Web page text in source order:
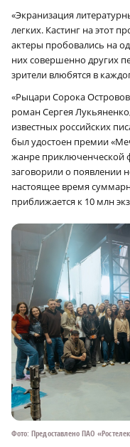
«Экранизация
легких. Кастинг на этот
актеры пробовались на
них совершенно других
зрители влюбятся в
«Рыцари Сорока
роман Сергея
известных российских
был удостоен премии
жанре приключенческой
заговорили о появлении
настоящее время
приближается к 10 млн
Фото: Предоставлено ПАО